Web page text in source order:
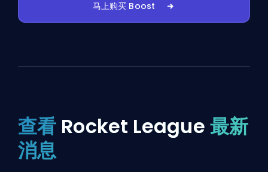
马上购买 Boost
查看 Rocket League 最新
消息